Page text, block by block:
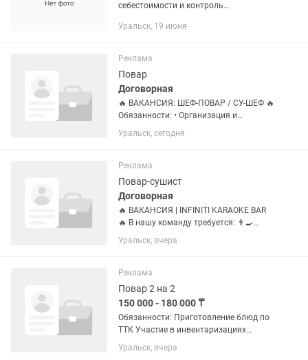
себестоимости и контроль
товаров, сырья и заготовок Проверка
Уральск, 19 июня
Реклама
Повар
Договорная
🔥 ВАКАНСИЯ: ШЕФ-ПОВАР / СУ-ШЕФ 🔥
Обязанности: • Организация и
контроль работы кухни • Разработка и
обновление меню • Контроль качества
персоналом кухни • Соблюдение...
Уральск, сегодня
Реклама
Повар-сушист
Договорная
🔥 ВАКАНСИЯ | INFINITI KARAOKE BAR
🔥 В нашу команду требуется: 👨🍳
СУШИСТ • ПИЦЦЕРИСТ • ПОВАР
ФАСТФУДА Если ты любишь свою
быстро и аккуратно — мы ждем
именно...
Уральск, вчера
Реклама
Повар 2 на 2
150 000 - 180 000 ₸
Обязанности: Приготовление блюд по
ТТК Участие в инвентаризациях
кофейни Соблюдения порядка на
рабочем месте Требования: (если вы
Уральск, вчера